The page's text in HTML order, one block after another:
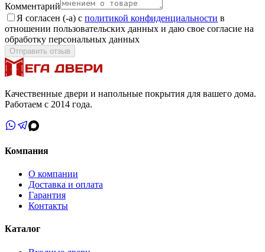
Комментарий
Я согласен (-а) с политикой конфиденциальности в
отношении пользовательских данных и даю свое согласие на
обработку персональных данных
Отправить отзыв
Качественные двери и напольные покрытия для вашего дома.
Работаем с 2014 года.
Компания
О компании
Доставка и оплата
Гарантия
Контакты
Каталог